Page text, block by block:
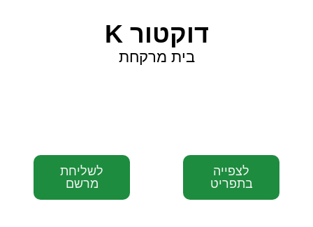
דוקטור K
בית מרקחת
לצפייה
בתפריט
לשליחת
מרשם